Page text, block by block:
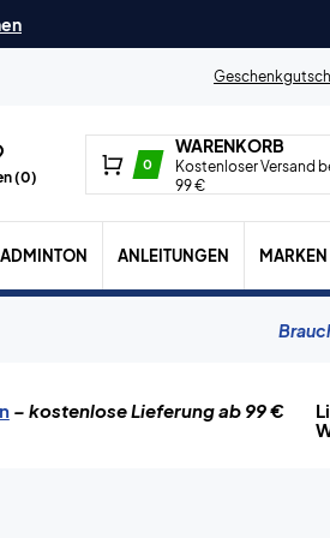
(0)
0
WARENKORB
Kostenloser Versand
99 €
ANLEITUNGEN MARKEN
– kostenlose Lieferung ab 99 €